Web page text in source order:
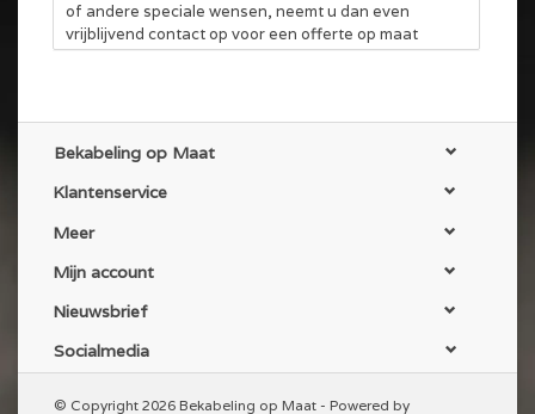
of andere speciale wensen, neemt u dan even
vrijblijvend contact op voor een offerte op maat
gemaakt. We doen ons uiterste best om niet alleen
de Tasker C801 / TSK 1038 (DMX) deze zijn ook in
onze webshop te vinden. Voor eventuele vragen en
advies, kunt u altijd contact opnemen.
Bekabeling op Maat
Klantenservice
Meer
Mijn account
Nieuwsbrief
Socialmedia
© Copyright 2026 Bekabeling op Maat - Powered by